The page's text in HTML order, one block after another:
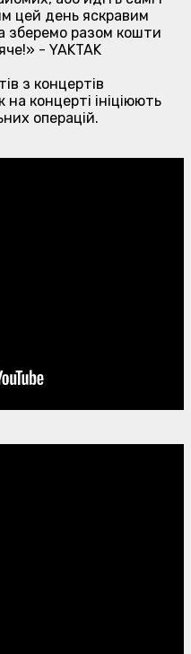
цей день яскравим
зберемо разом кошти
- YAKTAK
з концертів
концерті ініціюють
операцій.